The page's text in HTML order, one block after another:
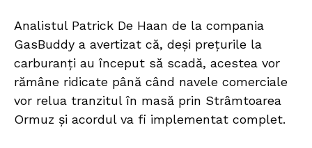
Analistul Patrick De Haan de la compania
GasBuddy a avertizat că, deși prețurile la
carburanți au început să scadă, acestea vor
rămâne ridicate până când navele comerciale
vor relua tranzitul în masă prin Strâmtoarea
Ormuz și acordul va fi implementat complet.